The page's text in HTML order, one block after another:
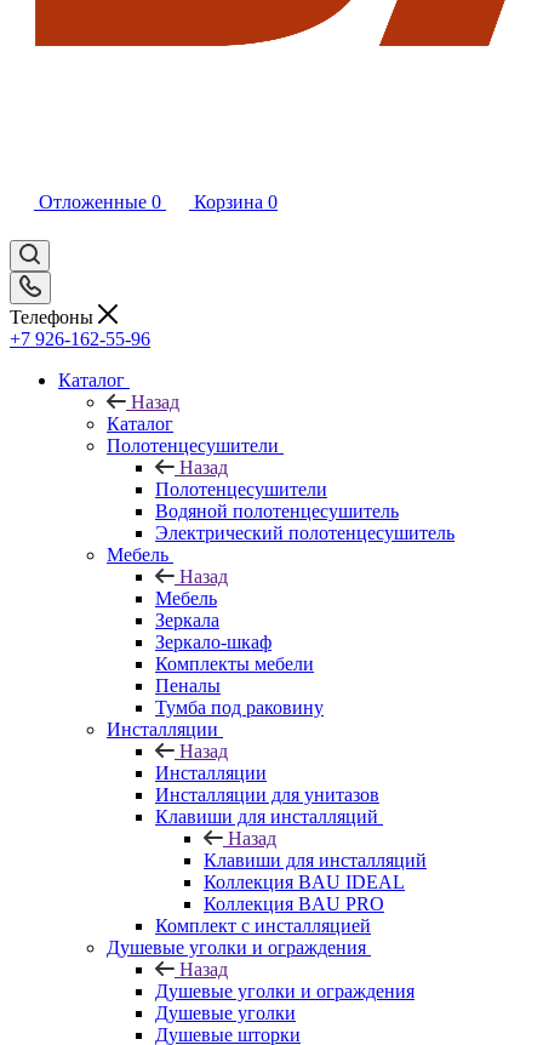
Отложенные 0 Корзина 0
Телефоны
+7 926-162-55-96
Каталог
Назад
Каталог
Полотенцесушители
Назад
Полотенцесушители
Водяной полотенцесушитель
Электрический полотенцесушитель
Мебель
Назад
Мебель
Зеркала
Зеркало-шкаф
Комплекты мебели
Пеналы
Тумба под раковину
Инсталляции
Назад
Инсталляции
Инсталляции для унитазов
Клавиши для инсталляций
Назад
Клавиши для инсталляций
Коллекция BAU IDEAL
Коллекция BAU PRO
Комплект с инсталляцией
Душевые уголки и ограждения
Назад
Душевые уголки и ограждения
Душевые уголки
Душевые шторки